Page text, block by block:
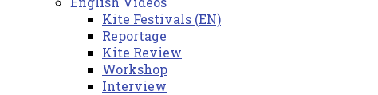
Kite Festivals (EN)
Reportage
Kite Review
Workshop
Interview